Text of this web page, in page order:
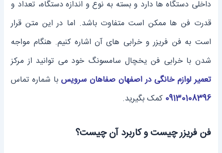
داخلی دستگاه‌ ها دارد و بسته به نوع و اندازه دستگاه، تعداد و
قدرت فن‌ ها ممکن است متفاوت باشد. اما در این متن قرار
است به فن فریزر و خرابی ‌های آن اشاره کنیم. هنگام مواجه
شدن با خرابی فن یخچال سامسونگ خود می ‌توانید از مرکز
تعمیر لوازم خانگی در اصفهان صفاهان سرویسبا شماره تماس
09130108396 کمک بگیرید.
فن فریزر چیست و کاربرد آن چیست؟